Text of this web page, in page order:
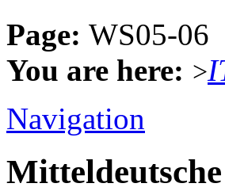
Page: WS05-06
You are here: >
Navigation